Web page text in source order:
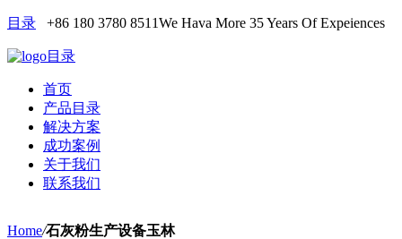
目录 +86 180 3780 8511We Hava More 35 Years Of Expeiences
目录
首页
产品目录
解决方案
成功案例
关于我们
联系我们
Home/石灰粉生产设备玉林